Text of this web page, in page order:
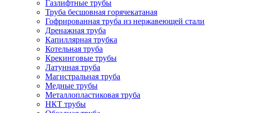
Газлифтные трубы
Труба бесшовная горячекатаная
Гофрированная труба из нержавеющей стали
Дренажная труба
Капиллярная трубка
Котельная труба
Крекинговые трубы
Латунная труба
Магистральная труба
Медные трубы
Металлопластиковая труба
НКТ трубы